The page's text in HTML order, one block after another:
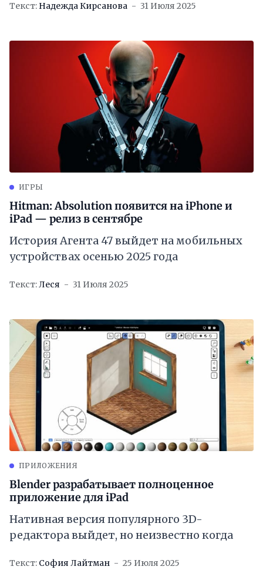
Текст: Надежда Кирсанова 31 Июля 2025
ИГРЫ
Hitman: Absolution появится на iPhone и
iPad — релиз в сентябре
История Агента 47 выйдет на мобильных
устройствах осенью 2025 года
Текст:Леся 31 Июля 2025
ПРИЛОЖЕНИЯ
Blender разрабатывает полноценное
приложение для iPad
Нативная версия популярного 3D-
редактора выйдет, но неизвестно когда
Текст: София Лайтман 25 Июля 2025